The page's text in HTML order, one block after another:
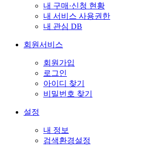
내 구매·신청 현황
내 서비스 사용권한
내 관심 DB
회원서비스
회원가입
로그인
아이디 찾기
비밀번호 찾기
설정
내 정보
검색환경설정